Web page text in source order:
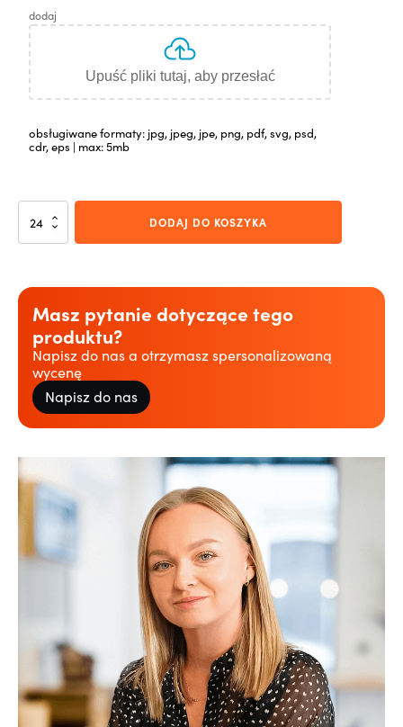
dodaj
Upuść pliki tutaj, aby przesłać
obsługiwane formaty: jpg, jpeg, jpe, png, pdf, svg, psd,
cdr, eps | max: 5mb
ilość
DODAJ DO KOSZYKA
Masz pytanie dotyczące tego
produktu?
Napisz do nas a otrzymasz spersonalizowaną
wycenę
Napisz do nas